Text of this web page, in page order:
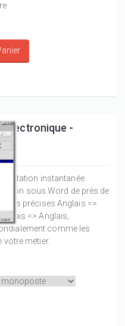
Electronique -
instantanée
sous Word de près de
précises Anglais =>
=>Anglais,
comme les
votre métier.